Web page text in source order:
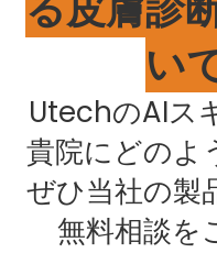
い
UtechのAIス
貴院にどのよ
ぜひ当社の製
無料相談を